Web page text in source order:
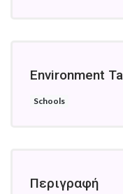
Environment
Schools
Περιγραφή